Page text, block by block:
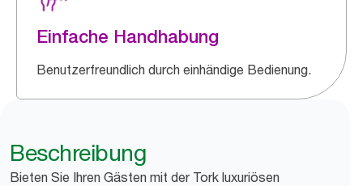
Einfache Handhabung
Benutzerfreundlich durch einhändige Bedienung.
Beschreibung
Bieten Sie Ihren Gästen mit der Tork luxuriösen